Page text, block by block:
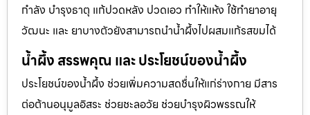
กำลัง บำรุงธาตุ แก้ปวดหลัง ปวดเอว ทำให้แห้ง ใช้ทำยาอายุ
วัฒนะ และ ยาบางตัวยังสามารถนำน้ำผึ้งไปผสมแก้รสขมได้
น้ำผึ้ง สรรพคุณ และ ประโยชน์ของน้ำผึ้ง
ประโยชน์ของน้ำผึ้ง ช่วยเพิ่มความสดชื่นให้แก่ร่างกาย มีสาร
ต่อต้านอนุมูลอิสระ ช่วยชะลอวัย ช่วยบำรุงผิวพรรณให้